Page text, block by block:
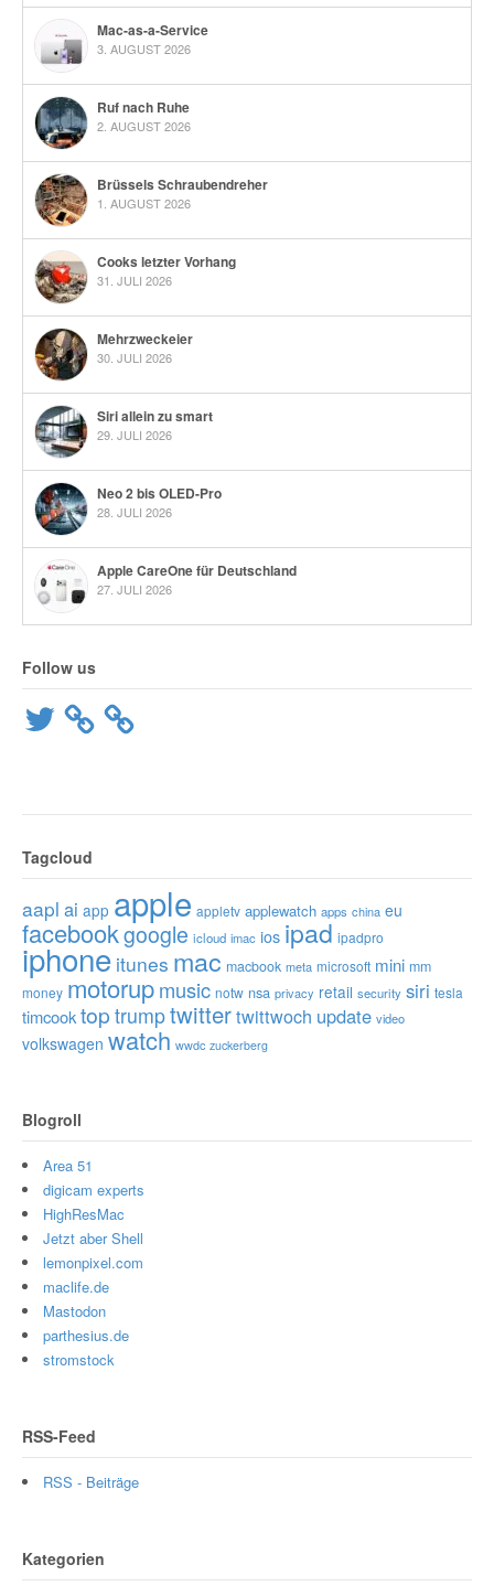
Mac-as-a-Service
3. AUGUST 2026
Ruf nach Ruhe
2. AUGUST 2026
Brüssels Schraubendreher
1. AUGUST 2026
Cooks letzter Vorhang
31. JULI 2026
Mehrzweckeier
30. JULI 2026
Siri allein zu smart
29. JULI 2026
Neo 2 bis OLED-Pro
28. JULI 2026
Apple CareOne für Deutschland
27. JULI 2026
Follow us
Twitter
Tagcloud
aapl ai app apple appletv applewatch apps china eu
facebookgoogle icloud imac ios ipad ipadpro
iphone itunes mac macbook meta microsoft mini mm
money motorupmusic notw nsa privacy retail security siri tesla
timcooktop trumptwittertwittwoch update video
volkswagen watch wwdc zuckerberg
Blogroll
Area 51
digicam experts
HighResMac
Jetzt aber Shell
lemonpixel.com
maclife.de
Mastodon
parthesius.de
stromstock
RSS-Feed
RSS - Beiträge
Kategorien